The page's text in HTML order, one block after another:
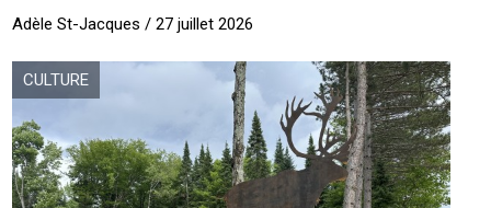
Adèle St-Jacques / 27 juillet 2026
CULTURE